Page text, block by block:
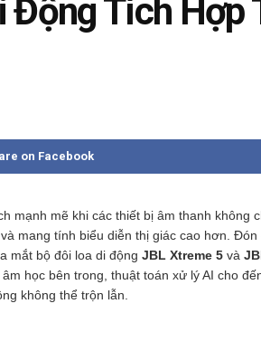
Động Tích Hợp
on Facebook
mạnh mẽ khi các thiết bị âm thanh không
mang tính biểu diễn thị giác cao hơn. Đón
mắt bộ đôi loa di động JBL Xtreme 5 và
học bên trong, thuật toán xử lý AI cho
không thể trộn lẫn.